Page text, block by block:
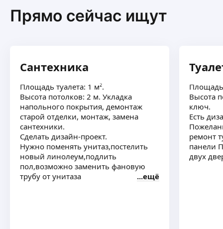
Прямо сейчас ищут
Сантехника
Площадь туалета: 1 м².
Высота потолков: 2 м. Укладка
напольного покрытия, демонтаж
старой отделки, монтаж, замена
сантехники.
Сделать дизайн-проект.
Нужно поменять унитаз,постелить
новый линолеум,подлить
пол,возможно заменить фановую
трубу от унитаза
ещё
Площадь
Высота
ключ.
Есть
ремонт
панели
двух